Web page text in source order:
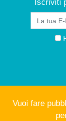
Iscriviti
Vuoi fare